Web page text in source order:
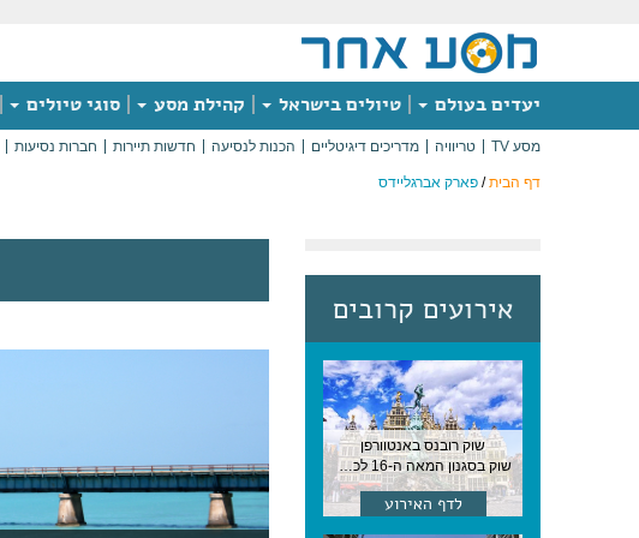
יעדים בעולם טיולים בישראל קהילת מסע סוגי טיולים
מסע TV טריוויה מדריכים דיגיטליים הכנות לנסיעה חדשות תיירות חברות נסיעות
דף הבית/ פארק אברגליידס
אירועים קרובים
שוק רובנס באנטוורפן
שוק בסגנון המאה ה-16 לכבודו של הצייר המפורסם, בן העיר, נערך ב-15 באוגוסט באנטוורפן
לדף האירוע